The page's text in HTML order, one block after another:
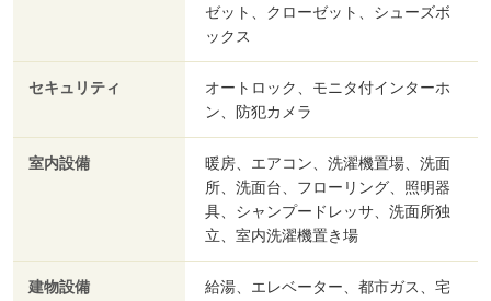
ゼット、クローゼット、シューズボ
ックス
セキュリティ
オートロック、モニタ付インターホ
ン、防犯カメラ
室内設備
暖房、エアコン、洗濯機置場、洗面
所、洗面台、フローリング、照明器
具、シャンプードレッサ、洗面所独
立、室内洗濯機置き場
建物設備
給湯、エレベーター、都市ガス、宅